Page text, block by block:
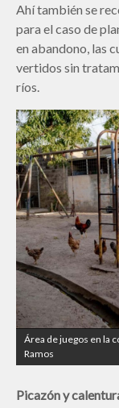
Ahí también se
para el caso de
en abandono, las
vertidos sin
ríos.
Área de juegos en la
Ramos
Picazón y